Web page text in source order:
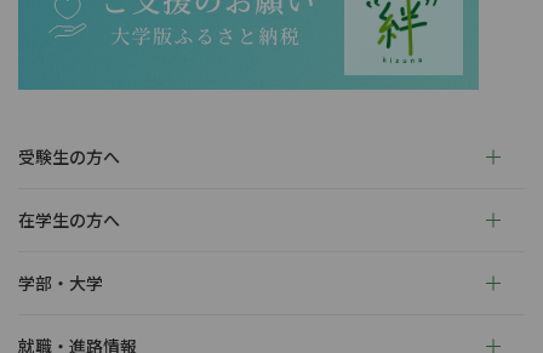
受験生の方へ
在学生の方へ
学部・大学
就職・進路情報